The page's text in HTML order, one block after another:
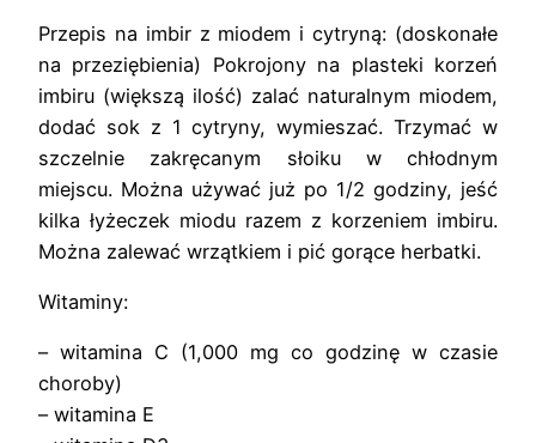
Przepis na imbir z miodem i cytryną: (doskonałe
na przeziębienia) Pokrojony na plasteki korzeń
imbiru (większą ilość) zalać naturalnym miodem,
dodać sok z 1 cytryny, wymieszać. Trzymać w
szczelnie zakręcanym słoiku w chłodnym
miejscu. Można używać już po 1/2 godziny, jeść
kilka łyżeczek miodu razem z korzeniem imbiru.
Można zalewać wrzątkiem i pić gorące herbatki.
Witaminy:
– witamina C (1,000 mg co godzinę w czasie
choroby)
– witamina E